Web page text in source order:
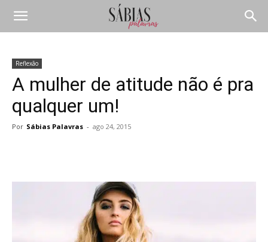
Reflexão
A mulher de atitude não é pra
qualquer um!
Por Sábias Palavras - ago 24, 2015